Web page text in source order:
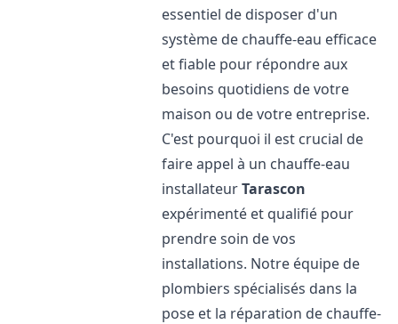
essentiel de disposer d'un
système de chauffe-eau efficace
et fiable pour répondre aux
besoins quotidiens de votre
maison ou de votre entreprise.
C'est pourquoi il est crucial de
faire appel à un chauffe-eau
installateurTarascon
expérimenté et qualifié pour
prendre soin de vos
installations. Notre équipe de
plombiers spécialisés dans la
pose et la réparation de chauffe-